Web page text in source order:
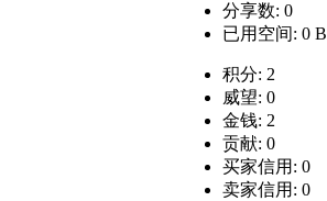
分享数: 0
已用空间: 0 B
积分: 2
威望: 0
金钱: 2
贡献: 0
买家信用: 0
卖家信用: 0